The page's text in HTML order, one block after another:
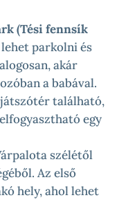
(Tési fennsík
parkolni és
akár
a babával.
található,
egy
szélétől
Az első
hely, ahol lehet